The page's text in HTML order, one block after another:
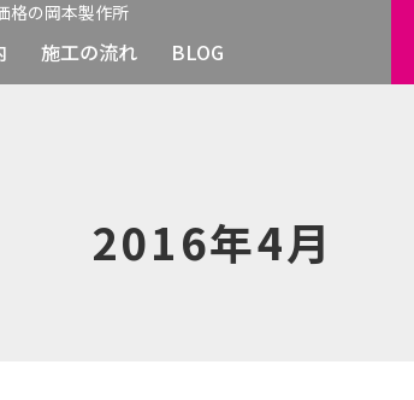
格の岡本製作所
施工の流れ BLOG
2016年4月